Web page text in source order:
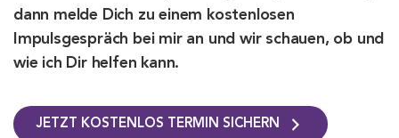
dann melde Dich zu einem kostenlosen
Impulsgespräch bei mir an und wir schauen, ob und
wie ich Dir helfen kann.
JETZT KOSTENLOS TERMIN SICHERN